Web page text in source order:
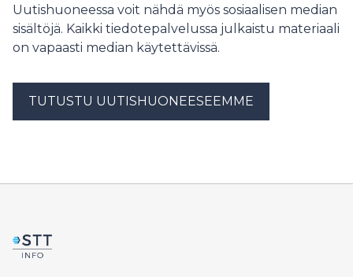
Uutishuoneessa voit nähdä myös sosiaalisen median
sisältöjä. Kaikki tiedotepalvelussa julkaistu materiaali
on vapaasti median käytettävissä.
TUTUSTU UUTISHUONEESEEMME